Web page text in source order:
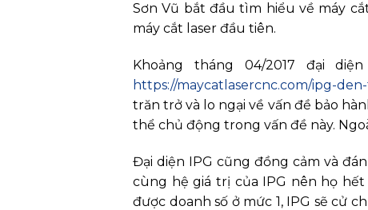
Sơn Vũ bắt đầu tìm hiểu về máy
máy cắt laser đầu tiên.
Khoảng tháng 04/2017 đại
https://maycatlasercnc.com/ipg-
trăn trở và lo ngại về vấn đề bảo
thể chủ động trong vấn đề này.
Đại diện IPG cũng đồng cảm và
cùng hệ giá trị của IPG nên họ
được doanh số ở mức 1, IPG sẽ cử